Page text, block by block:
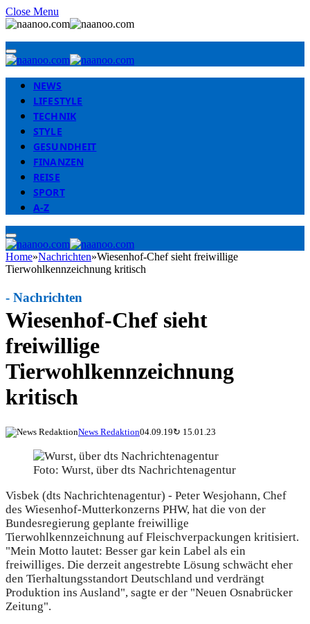
Close Menu
NEWS
LIFESTYLE
TECHNIK
STYLE
GESUNDHEIT
FINANZEN
REISE
SPORT
A-Z
Home»Nachrichten»Wiesenhof-Chef sieht freiwillige
Tierwohlkennzeichnung kritisch
Wiesenhof-Chef sieht
freiwillige
Tierwohlkennzeichnung
kritisch
- Nachrichten
News Redaktion04.09.19↻ 15.01.23
Foto: Wurst, über dts Nachrichtenagentur
Visbek (dts Nachrichtenagentur) - Peter Wesjohann, Chef
des Wiesenhof-Mutterkonzerns PHW, hat die von der
Bundesregierung geplante freiwillige
Tierwohlkennzeichnung auf Fleischverpackungen kritisiert.
"Mein Motto lautet: Besser gar kein Label als ein
freiwilliges. Die derzeit angestrebte Lösung schwächt eher
den Tierhaltungsstandort Deutschland und verdrängt
Produktion ins Ausland", sagte er der "Neuen Osnabrücker
Zeitung".